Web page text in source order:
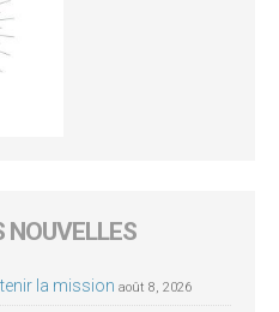
NOUVELLES
la mission août 8, 2026